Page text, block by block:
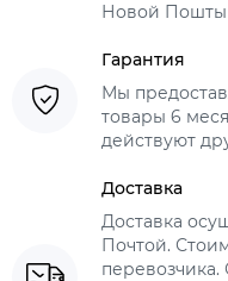
Новой
Гарантия
Мы
товары 6
действуют
Доставка
Доставка
Почтой.
перевозчика.